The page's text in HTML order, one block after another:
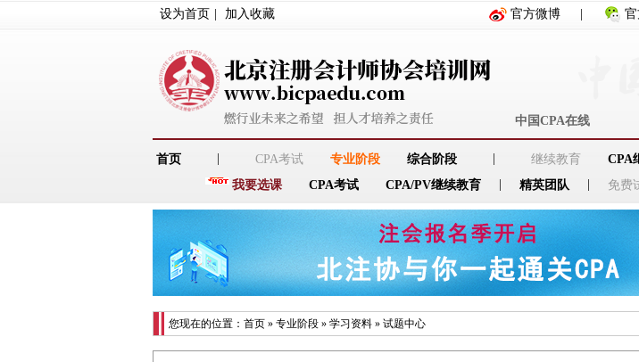
设为首页 加入收藏 官方微博
中国CPA在线
首页 CPA考试 专业阶段 综合阶段 继续教育 CPA
我要选课
CPA考试 CPA/PV继续教育 精英团队 免费
您现在的位置： 首页 » 专业阶段 » 学习资料 » 试题中心